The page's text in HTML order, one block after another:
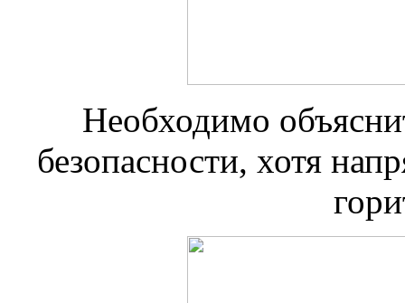
Необходимо
безопасности, хотя